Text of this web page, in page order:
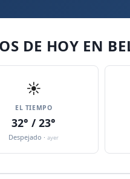
DE HOY EN
☀️
EL TIEMPO
32° / 23°
Despejado ·ayer